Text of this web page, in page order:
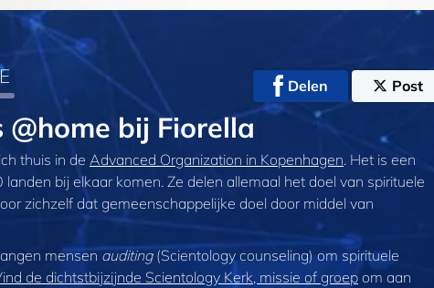
Delen Post
bij Fiorella
thuis in de Advanced Organization in Kopenhagen. Het is een
bij elkaar komen. Ze delen allemaal het doel van spirituele
zichzelf dat gemeenschappelijke doel door middel van
mensenauditing(Scientology counseling) om spirituele
de dichtstbijzijnde Scientology Kerk, missie of groep om aan